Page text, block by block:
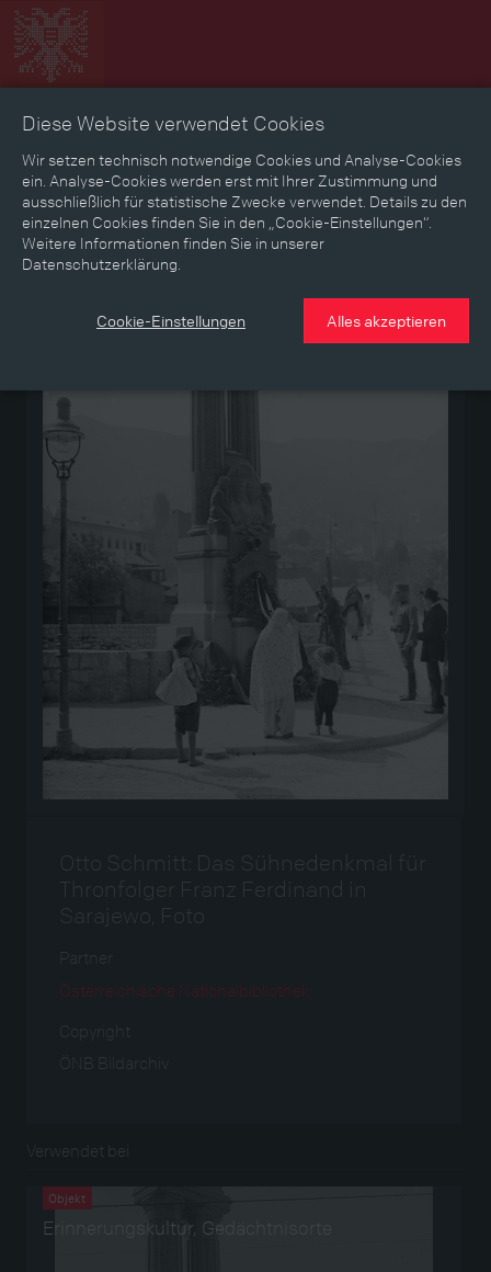
Zeitbild Zeitreise Landkarte Erinnerungen
Mediathek Textmodus
Medium
Otto Schmitt: Das Sühnedenkmal für
Thronfolger Franz Ferdinand in
Sarajewo, Foto
Partner
Österreichische Nationalbibliothek
Copyright
ÖNB Bildarchiv
Verwendet bei
Objekt
Erinnerungskultur, Gedächtnisorte
Diese Website verwendet Cookies
Wir setzen technisch notwendige Cookies und Analyse-Cookies
ein. Analyse-Cookies werden erst mit Ihrer Zustimmung und
ausschließlich für statistische Zwecke verwendet. Details zu den
einzelnen Cookies finden Sie in den „Cookie-Einstellungen“.
Weitere Informationen finden Sie in unserer
Datenschutzerklärung.
Cookie-Einstellungen Alles akzeptieren